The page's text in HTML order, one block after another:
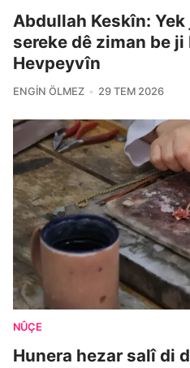
Abdullah Keskîn: Yek
sereke dê ziman be
Hevpeyvîn
ENGIN ÖLMEZ 29 TEM 2026
NÛÇE
Hunera hezar salî di